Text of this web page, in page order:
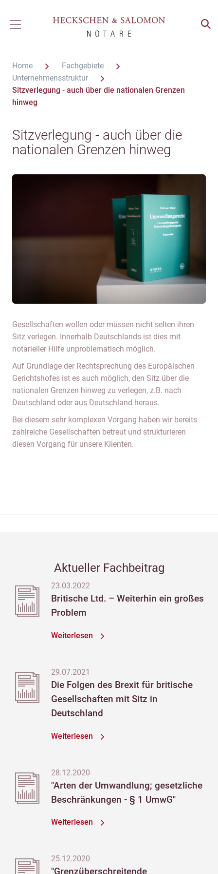
Home
Fachgebiete
Unternehmensstruktur
Sitzverlegung - auch über die nationalen Grenzen
hinweg
Sitzverlegung - auch über die
nationalen Grenzen hinweg
Gesellschaften wollen oder müssen nicht selten ihren
Sitz verlegen. Innerhalb Deutschlands ist dies mit
notarieller Hilfe unproblematisch möglich.
Auf Grundlage der Rechtsprechung des Europäischen
Gerichtshofes ist es auch möglich, den Sitz über die
nationalen Grenzen hinweg zu verlegen, z.B. nach
Deutschland oder aus Deutschland heraus.
Bei diesem sehr komplexen Vorgang haben wir bereits
zahlreiche Gesellschaften betreut und strukturieren
diesen Vorgang für unsere Klienten.
Aktueller Fachbeitrag
23.03.2022
Britische Ltd. – Weiterhin ein großes
Problem
Weiterlesen
29.07.2021
Die Folgen des Brexit für britische
Gesellschaften mit Sitz in
Deutschland
Weiterlesen
28.12.2020
"Arten der Umwandlung; gesetzliche
Beschränkungen - § 1 UmwG"
Weiterlesen
25.12.2020
"Grenzüberschreitende